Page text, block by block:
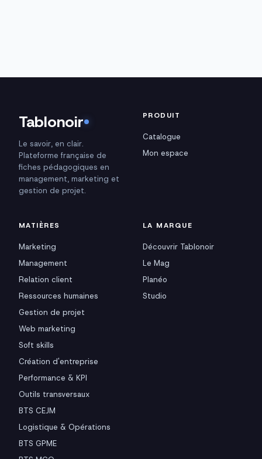
Tablonoir
Le savoir, en clair.
Plateforme française de
fiches pédagogiques en
management, marketing et
gestion de projet.
PRODUIT
Catalogue
Mon espace
MATIÈRES
Marketing
Management
Relation client
Ressources humaines
Gestion de projet
Web marketing
Soft skills
Création d'entreprise
Performance & KPI
Outils transversaux
BTS CEJM
Logistique & Opérations
BTS GPME
LA MARQUE
Découvrir Tablonoir
Le Mag
Planéo
Studio